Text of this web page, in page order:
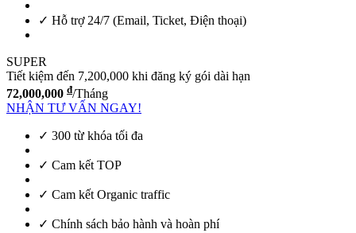
✓ Hỗ trợ 24/7 (Email, Ticket, Điện thoại)
SUPER
Tiết kiệm đến 7,200,000 khi đăng ký gói dài hạn
72,000,000 đ/Tháng
NHẬN TƯ VẤN NGAY!
✓ 300 từ khóa tối đa
✓ Cam kết TOP
✓ Cam kết Organic traffic
✓ Chính sách bảo hành và hoàn phí